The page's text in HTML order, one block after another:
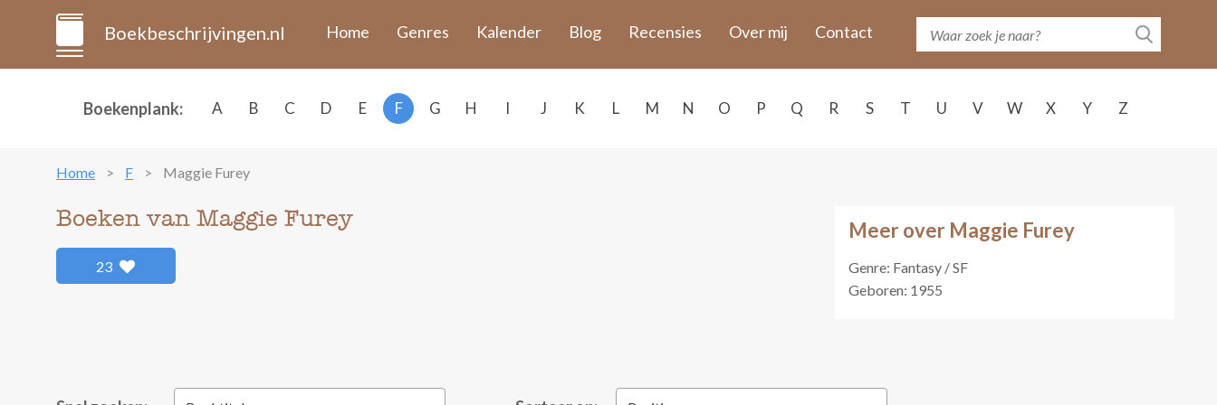
Boekbeschrijvingen.nl Home Genres Kalender Blog Recensies Over mij Contact
Boekenplank: A B C D E F G H I J K L M N O P Q R S T U V W X Y Z
Home F Maggie Furey
Meer over Maggie Furey
Genre: Fantasy / SF
Geboren: 1955
Boeken van Maggie Furey
23